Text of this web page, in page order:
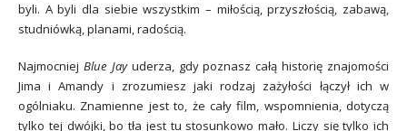
byli. A byli dla siebie wszystkim – miłością, przyszłością, zabawą,
studniówką, planami, radością.
Najmocniej Blue Jayuderza, gdy poznasz całą historię znajomości
Jima i Amandy i zrozumiesz jaki rodzaj zażyłości łączył ich w
ogólniaku. Znamienne jest to, że cały film, wspomnienia, dotyczą
tylko tej dwójki, bo tła jest tu stosunkowo mało. Liczy się tylko ich